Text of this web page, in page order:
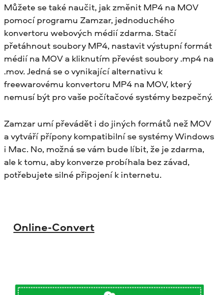
Můžete se také naučit, jak změnit MP4 na MOV
pomocí programu Zamzar, jednoduchého
konvertoru webových médií zdarma. Stačí
přetáhnout soubory MP4, nastavit výstupní formát
médií na MOV a kliknutím převést soubory .mp4 na
.mov. Jedná se o vynikající alternativu k
freewarovému konvertoru MP4 na MOV, který
nemusí být pro vaše počítačové systémy bezpečný.
Zamzar umí převádět i do jiných formátů než MOV
a vytváří přípony kompatibilní se systémy Windows
i Mac. No, možná se vám bude líbit, že je zdarma,
ale k tomu, aby konverze probíhala bez závad,
potřebujete silné připojení k internetu.
Online-Convert